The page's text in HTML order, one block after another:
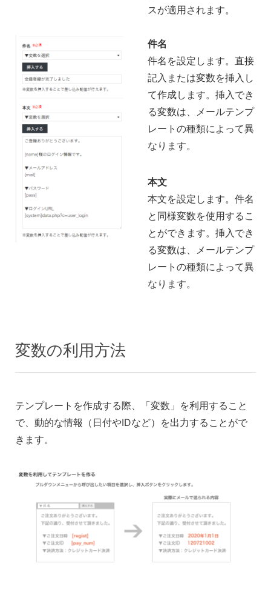
スが適用されます。
件名
件名を設定します。直接
記入または変数を挿入し
て作成します。挿入でき
る変数は、メールテンプ
レートの種類によって異
なります。
本文
本文を設定します。件名
と同様変数を使用するこ
とができます。挿入でき
る変数は、メールテンプ
レートの種類によって異
なります。
変数の利用方法
テンプレートを作成する際、「変数」を利用すること
で、動的な情報（日付やIDなど）を出力することがで
きます。